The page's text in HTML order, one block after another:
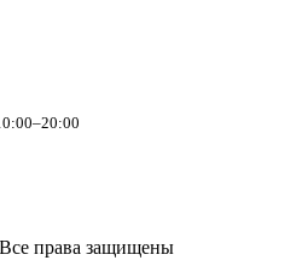
права защищены